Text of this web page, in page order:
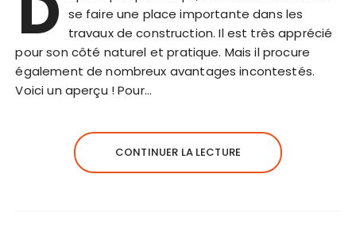
se faire une place importante dans les
travaux de construction. Il est très apprécié
pour son côté naturel et pratique. Mais il procure
également de nombreux avantages incontestés.
Voici un aperçu ! Pour…
CONTINUER LA LECTURE